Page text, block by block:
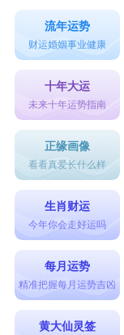
流年运势
财运婚姻事业健康
十年大运
未来十年运势指南
正缘画像
看看真爱长什么样
生肖财运
今年你会走好运吗
每月运势
精准把握每月运势吉凶
黄大仙灵签